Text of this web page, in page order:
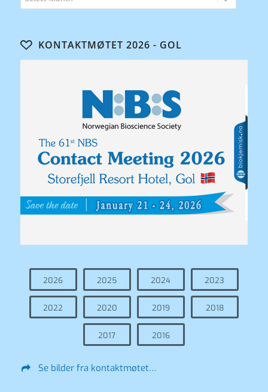
KONTAKTMØTET 2026 - GOL
2026 2025 2024 2023
2022 2020 2019 2018
2017 2016
Se bilder fra kontaktmøtet…